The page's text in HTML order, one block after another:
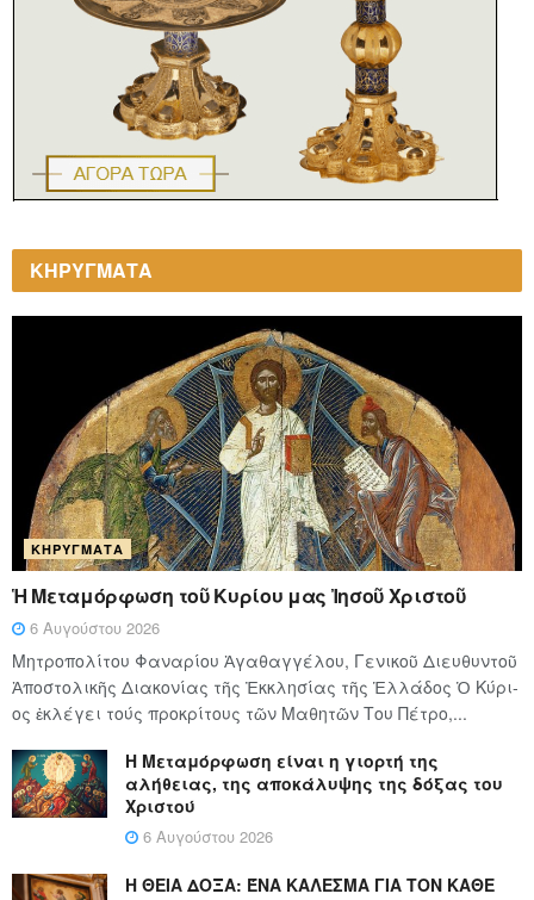
ΚΗΡΥΓΜΑΤΑ
ΚΗΡΎΓΜΑΤΑ
Ἡ Μεταμόρφωση τοῦ Κυρίου μας Ἰησοῦ Χριστοῦ
6 Αυγούστου 2026
Μητροπολίτου Φαναρίου Ἀγαθαγγέλου, Γενικοῦ Διευθυντοῦ
Ἀποστολικῆς Διακονίας τῆς Ἐκκλησίας τῆς Ἑλλάδος Ὁ Κύ­ρι­
ος ἐκλέγει τούς προ­κρί­τους τῶν Μα­θη­τῶν Του Πέ­τρο,...
Η Μεταμόρφωση είναι η γιορτή της
αλήθειας, της αποκάλυψης της δόξας του
Χριστού
6 Αυγούστου 2026
Η ΘΕΙΑ ΔΟΞΑ: ΈΝΑ ΚΑΛΕΣΜΑ ΓΙΑ ΤΟΝ ΚΑΘΕ